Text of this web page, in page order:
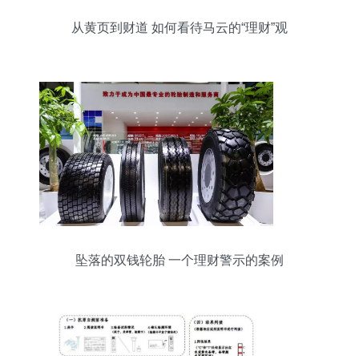
从黄页到财道 如何看待马云的“理财”观
坠落的双钱轮胎 一个理财警示的案例